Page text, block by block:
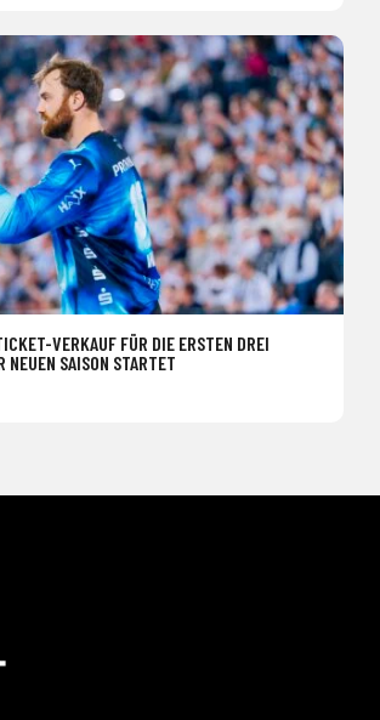
VERKAUF FÜR DIE ERSTEN DREI
NEUEN SAISON STARTET